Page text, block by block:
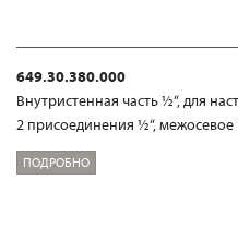
649.30.380.000
Внутристенная часть ½“, для
2 присоединения ½“, межосевое
ПОДРОБНО